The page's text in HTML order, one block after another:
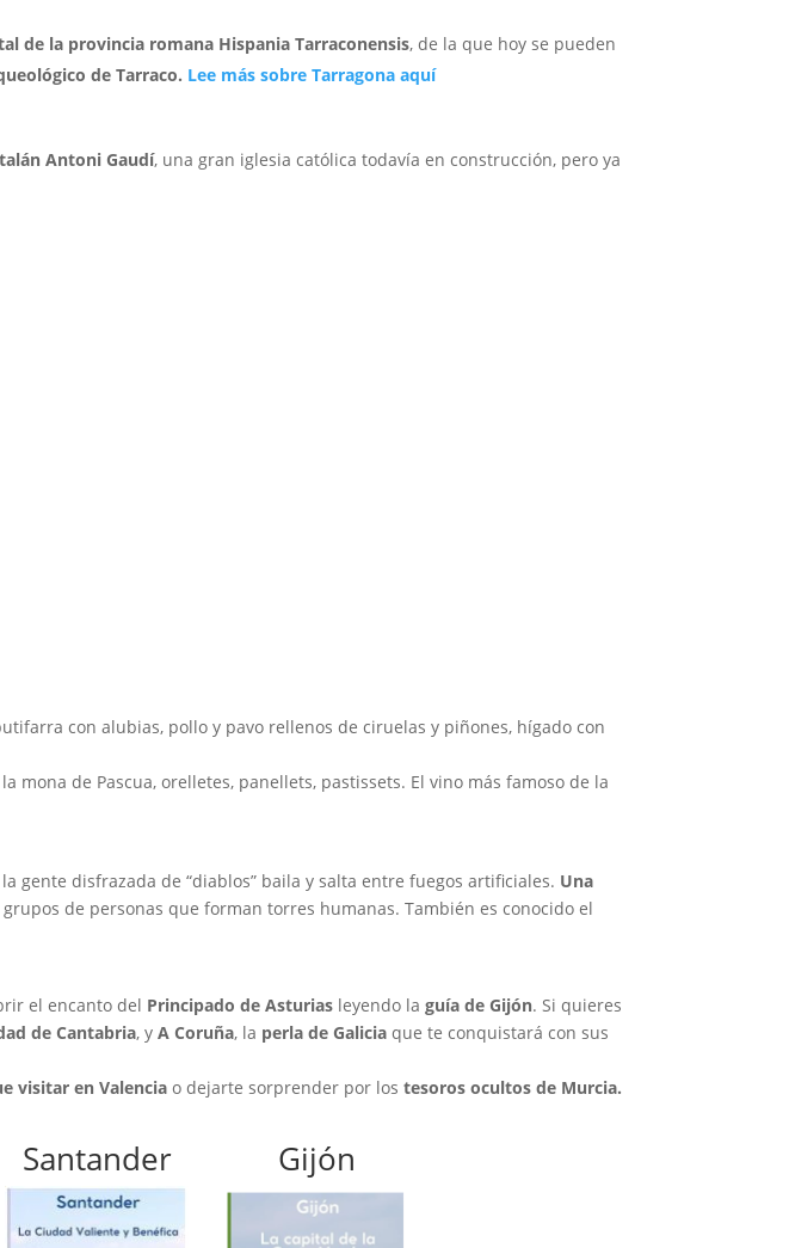
de la provincia romana Hispania Tarraconensis, de la que hoy se pueden
de Tarraco. Lee más sobre Tarragona aquí
Antoni Gaudí, una gran iglesia católica todavía en construcción, pero ya
con alubias, pollo y pavo rellenos de ciruelas y piñones, hígado con
mona de Pascua, orelletes, panellets, pastissets. El vino más famoso de la
gente disfrazada de “diablos” baila y salta entre fuegos artificiales. Una
grupos de personas que forman torres humanas. También es conocido el
el encanto del Principado de Asturias leyendo laguía de Gijón. Si quieres
de Cantabria, yA Coruña, la perla de Galicia que te conquistará con sus
visitar en Valencia o dejarte sorprender por lostesoros ocultos de Murcia.
Santander Gijón